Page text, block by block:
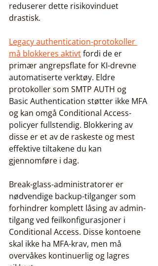
reduserer dette risikovinduet
drastisk.
Legacy authentication-protokoller
må blokkeres aktivt fordi de er
primær angrepsflate for KI-drevne
automatiserte verktøy. Eldre
protokoller som SMTP AUTH og
Basic Authentication støtter ikke MFA
og kan omgå Conditional Access-
policyer fullstendig. Blokkering av
disse er et av de raskeste og mest
effektive tiltakene du kan
gjennomføre i dag.
Break-glass-administratorer er
nødvendige backup-tilganger som
forhindrer komplett låsing av admin-
tilgang ved feilkonfigurasjoner i
Conditional Access. Disse kontoene
skal ikke ha MFA-krav, men må
overvåkes kontinuerlig og lagres